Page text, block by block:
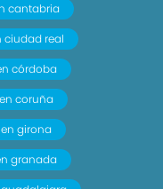
cantabria
ciudad real
córdoba
coruña
girona
granada